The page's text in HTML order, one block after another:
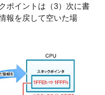
ポイントは（3）次に書
報を戻して空いた場